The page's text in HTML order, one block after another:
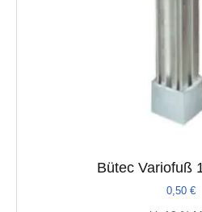
Bütec Variofuß
0,50 €